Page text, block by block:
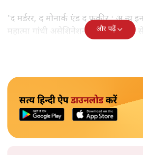
'द मर्डरर, द मोनार्क एंड द फ़कीर : अ न्यू
महात्मा गांधी असेशिनेशन' नामक किताब
और पढ़ें
सत्य हिन्दी ऐपडाउनलोडकरें